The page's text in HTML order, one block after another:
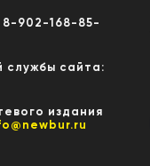
902-168-85-
службы сайта:
издания